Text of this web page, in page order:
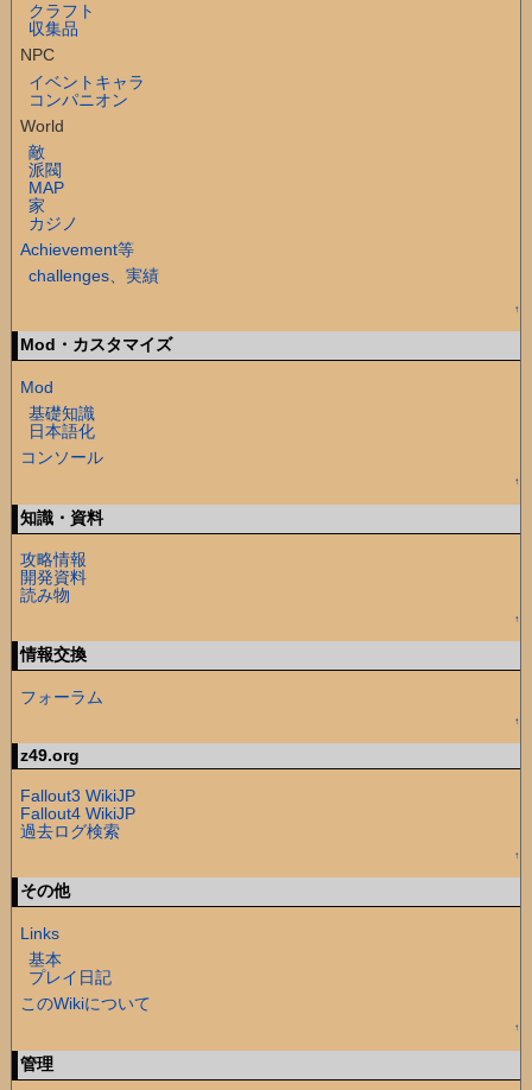
クラフト
収集品
NPC
イベントキャラ
コンパニオン
World
敵
派閥
MAP
家
カジノ
Achievement等
challenges、実績
↑
Mod・カスタマイズ
Mod
基礎知識
日本語化
コンソール
↑
知識・資料
攻略情報
開発資料
読み物
↑
情報交換
フォーラム
↑
z49.org
Fallout3 WikiJP
Fallout4 WikiJP
過去ログ検索
↑
その他
Links
基本
プレイ日記
このWikiについて
↑
管理